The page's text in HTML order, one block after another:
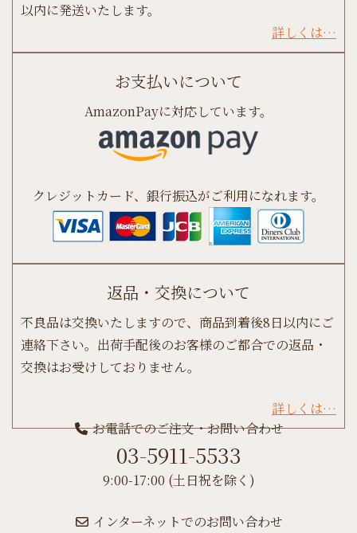
以内に発送いたします。
詳しくは…
お支払いについて
AmazonPayに対応しています。
クレジットカード、銀行振込がご利用になれます。
返品・交換について
不良品は交換いたしますので、商品到着後8日以内にご
連絡下さい。出荷手配後のお客様のご都合での返品・
交換はお受けしておりません。
詳しくは…
お電話でのご注文・お問い合わせ
03-5911-5533
9:00-17:00 (土日祝を除く)
インターネットでのお問い合わせ